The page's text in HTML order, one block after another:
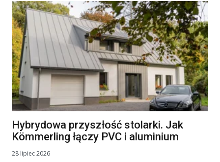
Hybrydowa przyszłość stolarki. Jak
Kömmerling łączy PVC i aluminium
28 lipiec 2026